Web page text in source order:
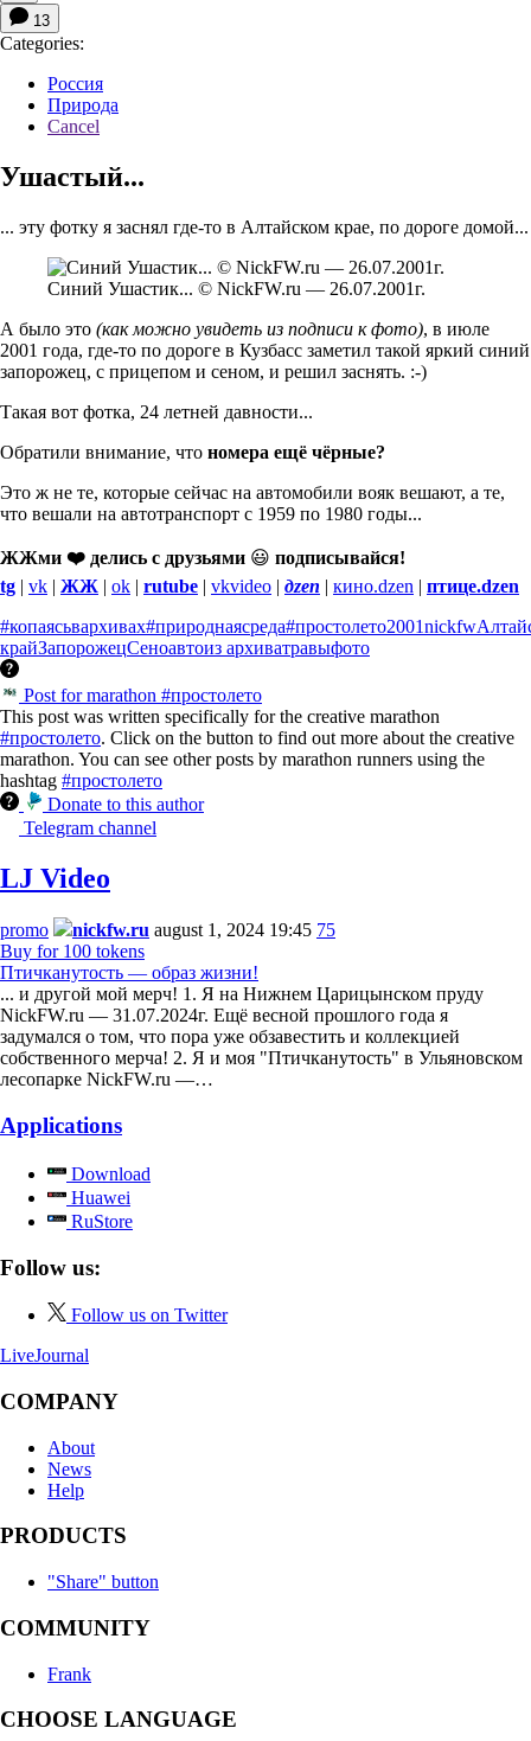
13
Categories:
Россия
Природа
Cancel
Ушастый...
... эту фотку я заснял где-то в Алтайском крае, по дороге домой...
Синий Ушастик... © NickFW.ru — 26.07.2001г.
А было это (как можно увидеть из подписи к фото), в июле
2001 года, где-то по дороге в Кузбасс заметил такой яркий синий
запорожец, с прицепом и сеном, и решил заснять. :-)
Такая вот фотка, 24 летней давности...
Обратили внимание, что номера ещё чёрные?
Это ж не те, которые сейчас на автомобили вояк вешают, а те,
что вешали на автотранспорт с 1959 по 1980 годы...
ЖЖми ❤️ делись с друзьями 😃 подписывайся!
tg | vk | ЖЖ | ok | rutube | vkvideo | дzen | кино.dzen | птице.dzen
#копаясьвархивах#природнаясреда#простолето2001nickfw
крайЗапорожецСеноавтоиз архиватравыфото
Post for marathon #простолето
This post was written specifically for the creative marathon
#простолето. Click on the button to find out more about the creative
marathon. You can see other posts by marathon runners using the
hashtag #простолето
Donate to this author
Telegram channel
LJ Video
promo nickfw.ru august 1, 2024 19:45 75
Buy for 100 tokens
Птичканутость — образ жизни!
... и другой мой мерч! 1. Я на Нижнем Царицынском пруду
NickFW.ru — 31.07.2024г. Ещё весной прошлого года я
задумался о том, что пора уже обзавестить и коллекцией
собственного мерча! 2. Я и моя "Птичканутость" в Ульяновском
лесопарке NickFW.ru —…
Applications
Download
Huawei
RuStore
Follow us:
Follow us on Twitter
LiveJournal
COMPANY
About
News
Help
PRODUCTS
"Share" button
COMMUNITY
Frank
CHOOSE LANGUAGE